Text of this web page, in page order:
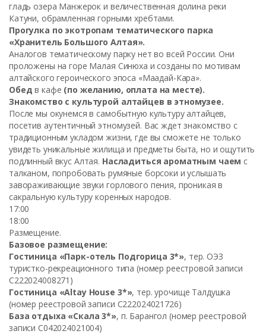
гладь озера Манжерок и величественная долина реки
Катуни, обрамленная горными хребтами.
Прогулка по экотропам тематического парка
«Хранитель Большого Алтая».
Аналогов тематическому парку нет во всей России. Они
проложены на горе Малая Синюха и созданы по мотивам
алтайского героического эпоса «Маадай-Кара».
Обед в кафе (по желанию, оплата на месте).
Знакомство с культурой алтайцев в этномузее.
После мы окунемся в самобытную культуру алтайцев,
посетив аутентичный этномузей. Вас ждет знакомство с
традиционным укладом жизни, где вы сможете не только
увидеть уникальные жилища и предметы быта, но и ощутить
подлинный вкус Алтая. Насладиться ароматным чаем с
талканом, попробовать румяные борсоки и услышать
завораживающие звуки горлового пения, проникая в
сакральную культуру коренных народов.
17:00
18:00
Размещение.
Базовое размещение:
Гостиница «Парк-отель Подгорица 3*», тер. ОЭЗ
туристко-рекреационного типа (номер реестровой записи
С222024008271)
Гостиница «Altay House 3*», тер. урочище Талдушка
(номер реестровой записи С222024021726)
База отдыха «Скала 3*», п. Барангол (номер реестровой
записи С042024021004)